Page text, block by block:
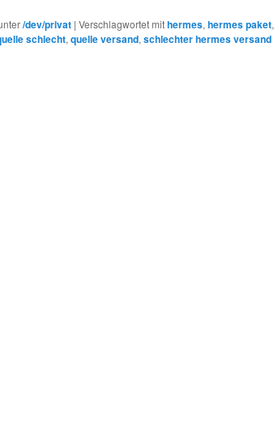
/dev/privat | Verschlagwortet mithermes, hermes paket,
schlecht, quelle versand, schlechter hermes versand